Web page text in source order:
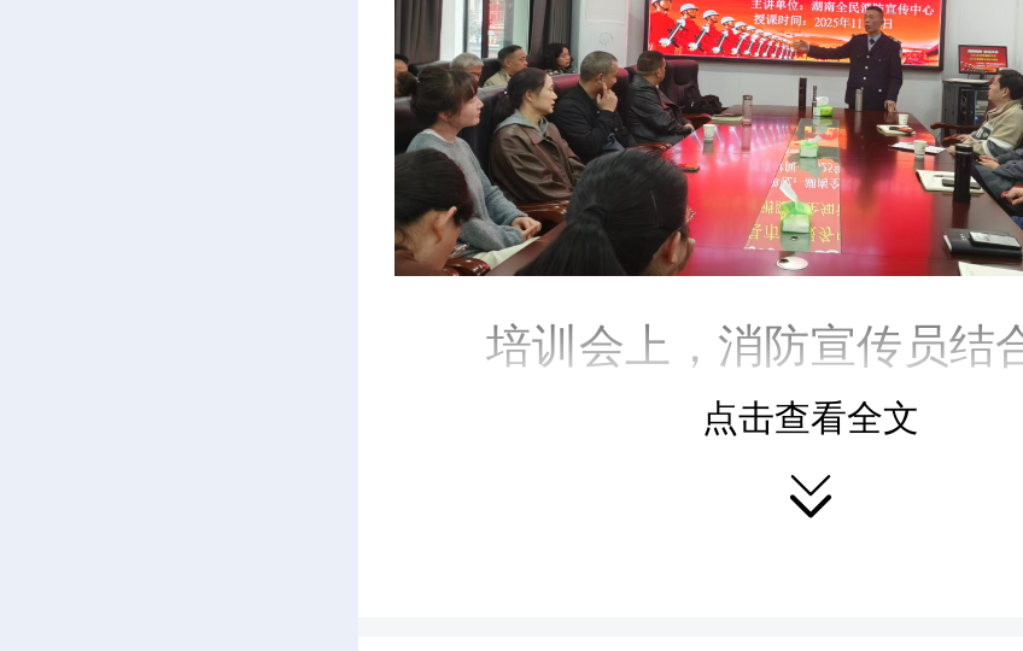
培训会上，消防宣传员结
电气隐患突出的特点，重点
载、电线老化、插座滥用等常
点击查看全文
